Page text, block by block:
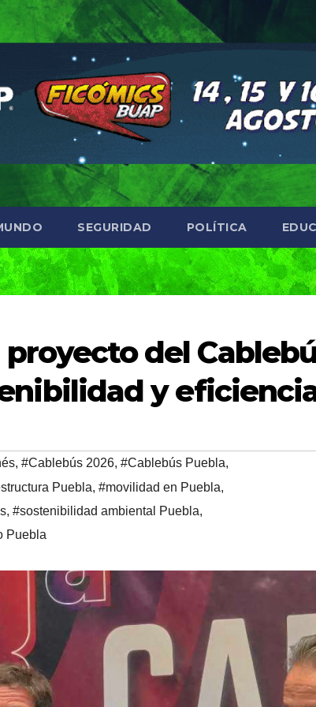
SEGURIDAD POLÍTICA
del
y
, #Cablebús 2026, #Cablebús Puebla,
Puebla, #movilidad en Puebla,
, #sostenibilidad ambiental Puebla,
Puebla